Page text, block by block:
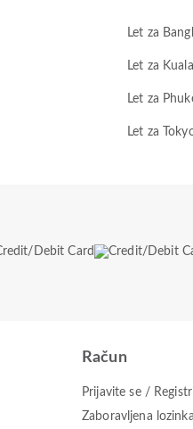
Let za
Let za
Let za
Let za
Račun
Prijavite se /
Zaboravljena lozinka